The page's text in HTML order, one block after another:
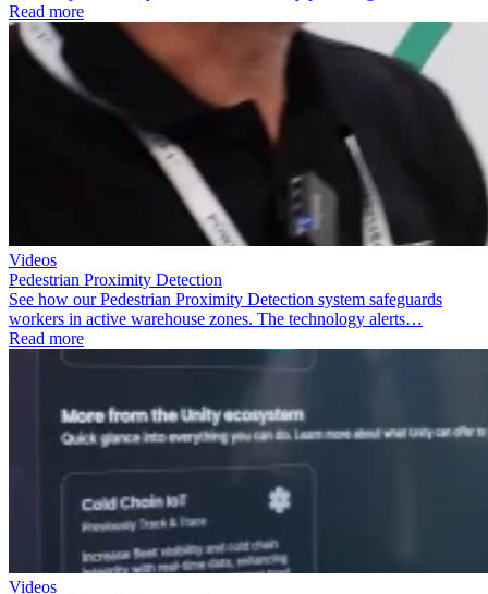
Read more
Videos
Pedestrian Proximity Detection
See how our Pedestrian Proximity Detection system safeguards
workers in active warehouse zones. The technology alerts…
Read more
Videos